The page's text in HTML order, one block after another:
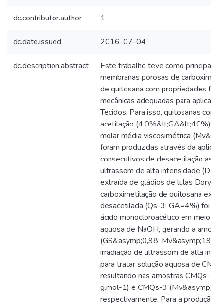
dc.contributor.author 1
dc.date.issued 2016-07-04
dc.description.abstract
Este trabalho teve como principal
membranas porosas de
de quitosana com propriedades
mecânicas adequadas para
Tecidos. Para isso, quitosanas
acetilação (4,0%&lt;GA&lt;40%)
molar média viscosimétrica
foram produzidas através da
consecutivos de desacetilação
ultrassom de alta intensidade
extraída de gládios de lulas
carboximetilação de quitosana
desacetilada (Qs-3; GA=4%) foi
ácido monocloroacético em meio
aquosa de NaOH, gerando a
(GS&asymp;0,98;
irradiação de ultrassom de alta
para tratar solução aquosa de
resultando nas amostras CMQs-
g.mol-1) e CMQs-3
respectivamente. Para a produção